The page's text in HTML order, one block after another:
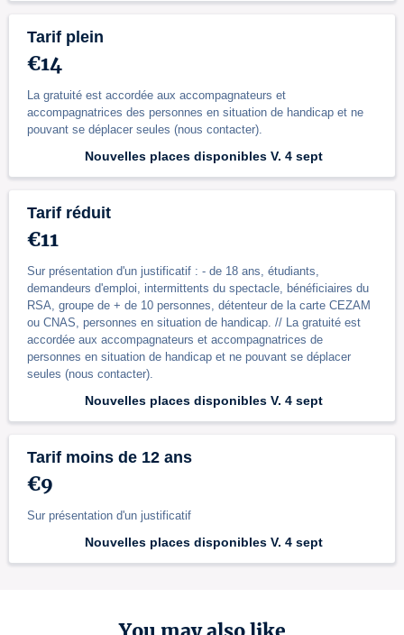
Tarif plein
€14
La gratuité est accordée aux accompagnateurs et
accompagnatrices des personnes en situation de handicap et ne
pouvant se déplacer seules (nous contacter).
Nouvelles places disponibles V. 4 sept
Tarif réduit
€11
Sur présentation d'un justificatif : - de 18 ans, étudiants,
demandeurs d'emploi, intermittents du spectacle, bénéficiaires du
RSA, groupe de + de 10 personnes, détenteur de la carte CEZAM
ou CNAS, personnes en situation de handicap. // La gratuité est
accordée aux accompagnateurs et accompagnatrices de
personnes en situation de handicap et ne pouvant se déplacer
seules (nous contacter).
Nouvelles places disponibles V. 4 sept
Tarif moins de 12 ans
€9
Sur présentation d'un justificatif
Nouvelles places disponibles V. 4 sept